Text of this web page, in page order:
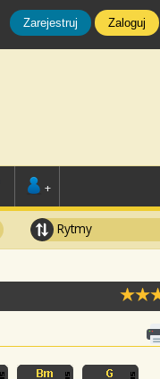
Zarejestruj Zaloguj
+
Rytmy